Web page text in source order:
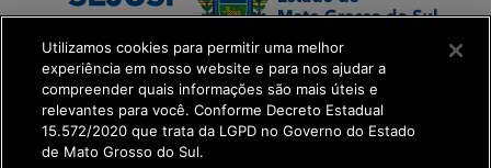
Utilizamos cookies para permitir uma melhor
experiência em nosso website e para nos ajudar a
compreender quais informações são mais úteis e
relevantes para você. Conforme Decreto Estadual
15.572/2020 que trata da LGPD no Governo do Estado
de Mato Grosso do Sul.